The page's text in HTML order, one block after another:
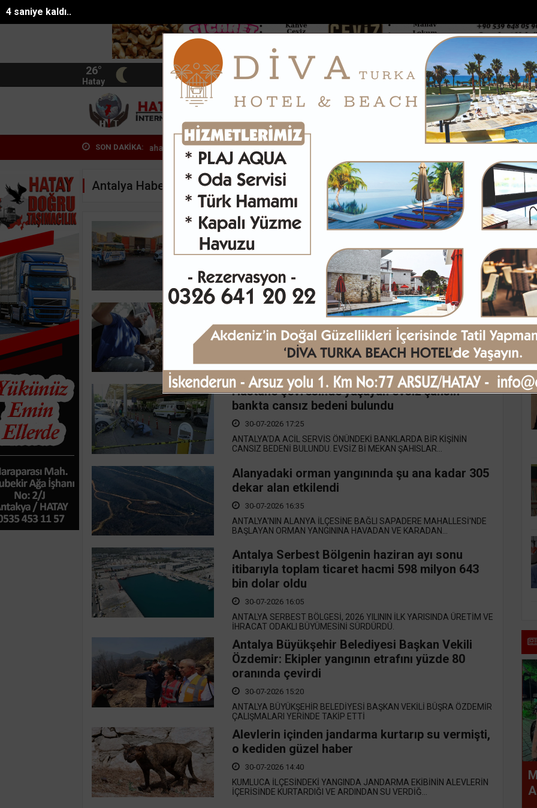
3 saniye kaldı..
26°
Hatay
BIST 13.744 DOLAR 46.2686 EURO 53.5186
HATAY GÜNDEM MAGAZİN KADIN-YAŞAM SPOR SAĞLIK
SON DAKİKA:
oğlu ünlü yazarın daha önce... Köy Bizim, Şenlik Bizim coşkusu Tarsusa taşın...
Antalya Haberleri
Yaşamını sürdürdüğü konteynerin yanında ölü
halde bulundu
ANTALYA'NIN KEPEZ İLÇESİNDE KAMYONET KASASINDA YAŞAMINI
SÜRDÜRDÜĞÜ ÖĞRENİLEN 66 YAŞINDAKİ ZEKİ UYSAL...
Kumlucada yangından etkilenen hayvanlara
yerinde müdahale
30-07-2026 18:55
ANTALYA BÜYÜKŞEHİR BELEDİYESİ, KUMLUCA’NIN YAZIR
MAHALLESİ’NDE MEYDANA GELEN ORMAN YANGINININ YARALA...
Hastane çevresinde yaşayan evsiz şahsın
bankta cansız bedeni bulundu
30-07-2026 17:25
ANTALYA’DA ACİL SERVİS ÖNÜNDEKİ BANKLARDA BİR KİŞİNİN
CANSIZ BEDENİ BULUNDU. EVSİZ Bİ MEKAN ŞAHISLAR...
Alanyadaki orman yangınında şu ana kadar 305
dekar alan etkilendi
30-07-2026 16:35
ANTALYA'NIN ALANYA İLÇESİNE BAĞLI SAPADERE MAHALLESİ'NDE
BAŞLAYAN ORMAN YANGININA HAVADAN VE KARADAN...
Antalya Serbest Bölgenin haziran ayı sonu
itibarıyla toplam ticaret hacmi 598 milyon 643
bin dolar oldu
30-07-2026 16:05
ANTALYA SERBEST BÖLGESİ, 2026 YILININ İLK YARISINDA ÜRETİM VE
İHRACAT ODAKLI BÜYÜMESİNİ SÜRDÜRDÜ.
Antalya Büyükşehir Belediyesi Başkan Vekili
Özdemir: Ekipler yangının etrafını yüzde 80
oranında çevirdi
30-07-2026 15:20
ANTALYA BÜYÜKŞEHİR BELEDİYESİ BAŞKAN VEKİLİ BÜŞRA ÖZDEMİR
ÇALIŞMALARI YERİNDE TAKİP ETTİ
Alevlerin içinden jandarma kurtarıp su vermişti,
o kediden güzel haber
30-07-2026 14:40
KUMLUCA İLÇESİNDEKİ YANGINDA JANDARMA EKİBİNİN ALEVLERİN
İÇERİSİNDE KURTARDIĞI VE ARDINDAN SU VERDİĞ...